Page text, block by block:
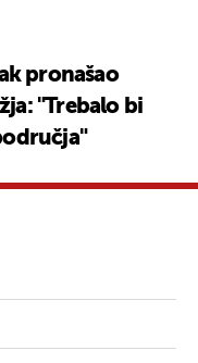
pronašao
"Trebalo bi